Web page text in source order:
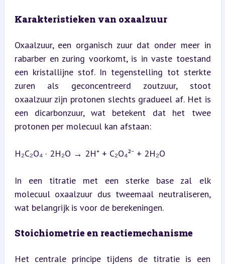
Karakteristieken van oxaalzuur
Oxaalzuur, een organisch zuur dat onder meer in
rabarber en zuring voorkomt, is in vaste toestand
een kristallijne stof. In tegenstelling tot sterkte
zuren als geconcentreerd zoutzuur, stoot
oxaalzuur zijn protonen slechts gradueel af. Het is
een dicarbonzuur, wat betekent dat het twee
protonen per molecuul kan afstaan:
H₂C₂O₄ · 2H₂O → 2H⁺ + C₂O₄²⁻ + 2H₂O
In een titratie met een sterke base zal elk
molecuul oxaalzuur dus tweemaal neutraliseren,
wat belangrijk is voor de berekeningen.
Stoichiometrie en reactiemechanisme
Het centrale principe tijdens de titratie is een